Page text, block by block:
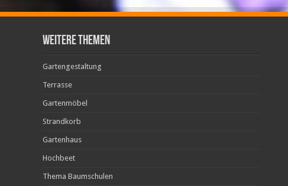
weitere Themen
Gartengestaltung
Terrasse
Gartenmöbel
Strandkorb
Gartenhaus
Hochbeet
Thema Baumschulen